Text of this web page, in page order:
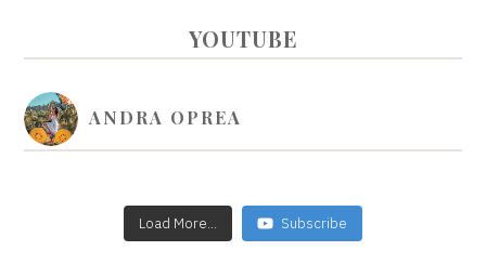
PRIMARY
SIDEBAR
YOUTUBE
ANDRA OPREA
Load More... Subscribe